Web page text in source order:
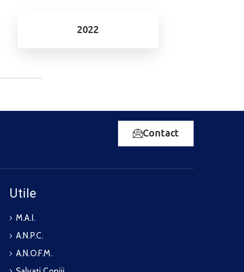
2022
Contact
Utile
M.A.I.
A.N.P.C.
A.N.O.F.M.